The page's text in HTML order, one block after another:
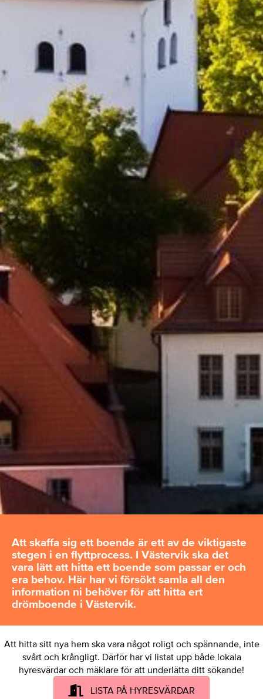
Att skaffa sig ett boende är ett av de viktigaste
stegen i en flyttprocess. I Västervik ska det
vara lätt att hitta ett boende som passar er och
era behov. Här har vi försökt samla all den
information ni behöver för att hitta ert
drömboende i Västervik.
Att hitta sitt nya hem ska vara något roligt och spännande, inte
svårt och krångligt. Därför har vi listat upp både lokala
hyresvärdar och mäklare för att underlätta ditt sökande!
LISTA PÅ HYRESVÄRDAR